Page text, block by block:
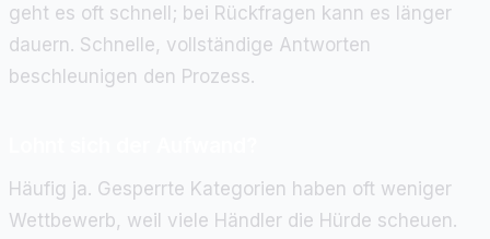
geht es oft schnell; bei Rückfragen kann es länger
dauern. Schnelle, vollständige Antworten
beschleunigen den Prozess.
Häufig ja. Gesperrte Kategorien haben oft weniger
Wettbewerb, weil viele Händler die Hürde scheuen.